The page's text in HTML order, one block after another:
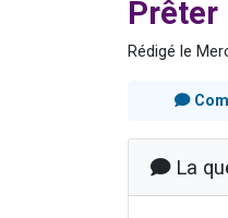
Prêter
Rédigé le
La